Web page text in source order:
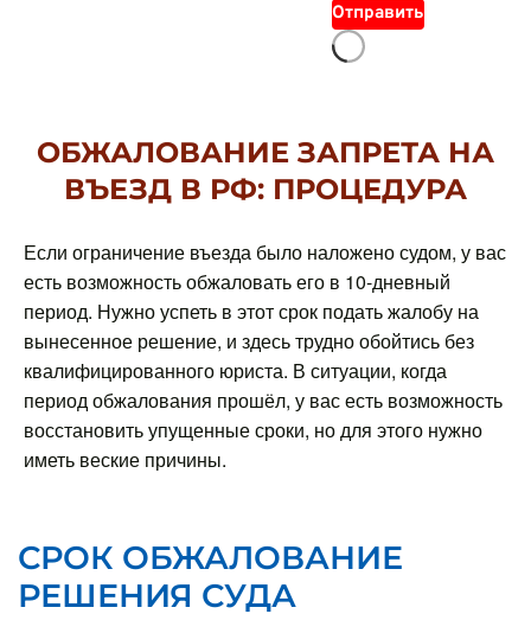
Отправить
ОБЖАЛОВАНИЕ ЗАПРЕТА НА
ВЪЕЗД В РФ: ПРОЦЕДУРА
Если ограничение въезда было наложено судом, у вас
есть возможность обжаловать его в 10-дневный
период. Нужно успеть в этот срок подать жалобу на
вынесенное решение, и здесь трудно обойтись без
квалифицированного юриста. В ситуации, когда
период обжалования прошёл, у вас есть возможность
восстановить упущенные сроки, но для этого нужно
иметь веские причины.
СРОК ОБЖАЛОВАНИЕ
РЕШЕНИЯ СУДА